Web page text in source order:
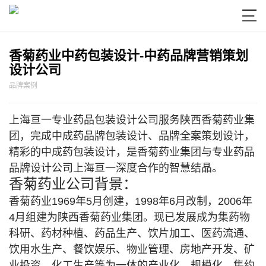

香菊药业中药包装设计-中药品牌营销策划
设计公司
品牌案例
上海亘一专业药品包装设计公司服务陕西香菊药业集
团，完成中成药品牌包装设计、品牌全案策划设计，
精彩的中成药包装设计，是香菊药业集团与专业药品
品牌设计公司上海亘一深度合作的智慧结晶。
香菊药业公司背景：
香菊药业1969年5月创建，1998年6月改制，2006年
4月组建为陕西香菊药业集团。现已发展成为集药物
科研、药材种植、药品生产、饮片加工、医药流通、
饮用水生产、餐饮娱乐、物业管理、房地产开发、矿